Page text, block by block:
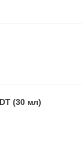
(30 мл)